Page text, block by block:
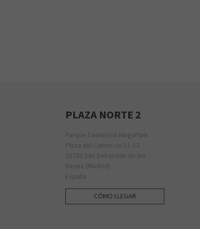
PLAZA NORTE 2
Parque Comercial MegaPark
Plaza del Comercio 11-12
28703 San Sebastián de los
Reyes (Madrid)
España
CÓMO LLEGAR